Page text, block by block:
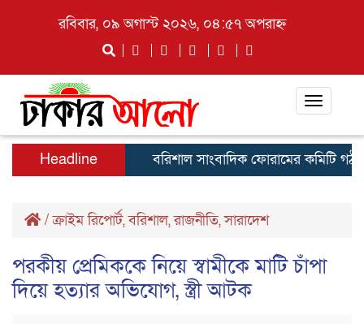
রবিবার, ০৯ অগাস্ট ২০২৬, ০৪:৫৭ অপরাহ্ন
Toggle
Headline বরিশাল সাংবাদিক ফোরামের কমিটি গঠণ
/ক্রাইম রিপোর্ট,বরিশাল,রাজনীতি,সারাদেশ
পরকীয় প্রেমিককে নিয়ে স্বামীকে মাটি চাঁপা
দিয়ে হত্যার অভিযোগ, স্ত্রী আটক